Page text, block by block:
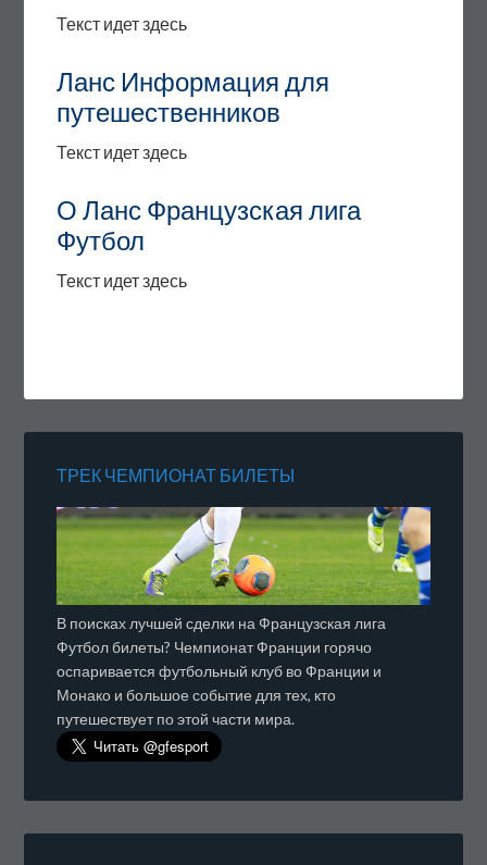
Текст идет здесь
Ланс Информация для
путешественников
Текст идет здесь
О Ланс Французская лига
Футбол
Текст идет здесь
ТРЕК ЧЕМПИОНАТ БИЛЕТЫ
В поисках лучшей сделки на Французская лига
Футбол билеты? Чемпионат Франции горячо
оспаривается футбольный клуб во Франции и
Монако и большое событие для тех, кто
путешествует по этой части мира.